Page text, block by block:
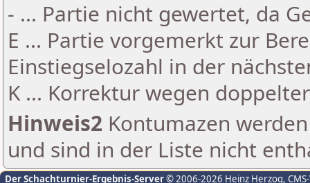
- ... Partie nicht gewertet, da
E ... Partie vorgemerkt zur
Einstiegselozahl in der
K ... Korrektur wegen
Hinweis2 Kontumazen
und sind in der Liste nicht
Der Schachturnier-Ergebnis-Server© 2006-2026 Heinz Herzog,